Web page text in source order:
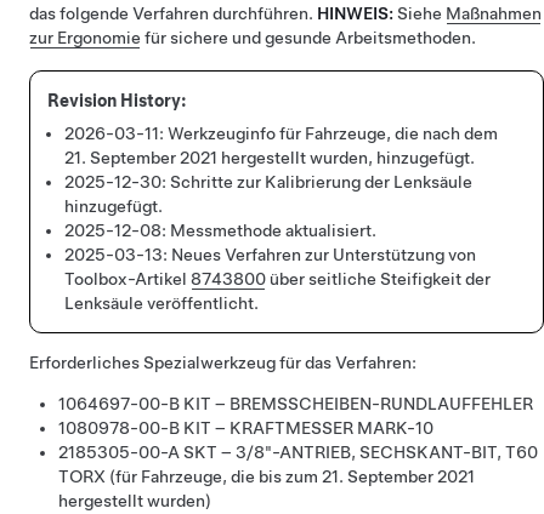
das folgende Verfahren durchführen. HINWEIS: Siehe Maßnahmen
zur Ergonomie für sichere und gesunde Arbeitsmethoden.
2026-03-11: Werkzeuginfo für Fahrzeuge, die nach dem
21. September 2021 hergestellt wurden, hinzugefügt.
2025-12-30: Schritte zur Kalibrierung der Lenksäule
hinzugefügt.
2025-12-08: Messmethode aktualisiert.
2025-03-13: Neues Verfahren zur Unterstützung von
Toolbox-Artikel 8743800 über seitliche Steifigkeit der
Lenksäule veröffentlicht.
Erforderliches Spezialwerkzeug für das Verfahren:
1064697-00-B KIT – BREMSSCHEIBEN-RUNDLAUFFEHLER
1080978-00-B KIT – KRAFTMESSER MARK-10
2185305-00-A SKT – 3/8"-ANTRIEB, SECHSKANT-BIT, T60
TORX (für Fahrzeuge, die bis zum 21. September 2021
hergestellt wurden)